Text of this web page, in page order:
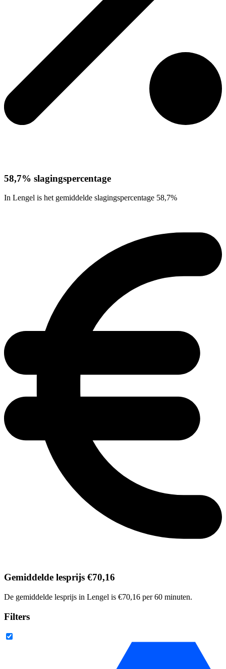
58,7% slagingspercentage
In Lengel is het gemiddelde slagingspercentage 58,7%
Gemiddelde lesprijs €70,16
De gemiddelde lesprijs in Lengel is €70,16 per 60 minuten.
Filters